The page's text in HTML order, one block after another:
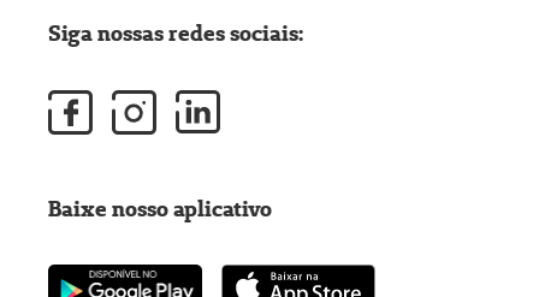
Siga nossas redes sociais:
Baixe nosso aplicativo